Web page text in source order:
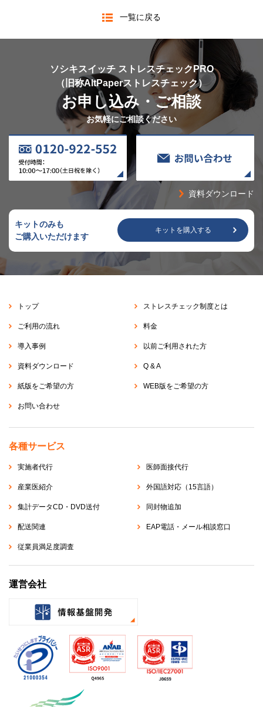
一覧に戻る
ソシキスイッチ ストレスチェックPRO
（旧称AltPaperストレスチェック）
お申し込み・ご相談
お気軽にご相談ください
資料ダウンロード
キットのみも
ご購入いただけます
キットを購入する
トップ ストレスチェック制度とは
ご利用の流れ 料金
導入事例 以前ご利用された方
資料ダウンロード Q & A
紙版をご希望の方 WEB版をご希望の方
お問い合わせ
各種サービス
実施者代行 医師面接代行
産業医紹介 外国語対応（15言語）
集計データCD・DVD送付 同封物追加
配送関連 EAP電話・メール相談窓口
従業員満足度調査
運営会社